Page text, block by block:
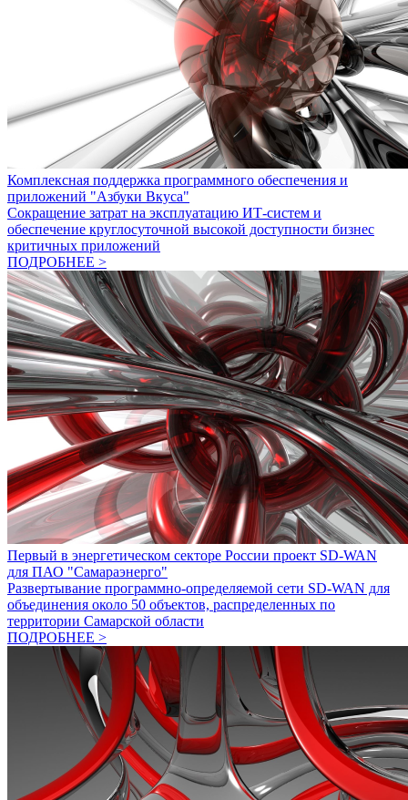
Комплексная поддержка программного обеспечения и
приложений "Азбуки Вкуса"
Сокращение затрат на эксплуатацию ИТ-систем и
обеспечение круглосуточной высокой доступности бизнес
критичных приложений
ПОДРОБНЕЕ >
Первый в энергетическом секторе России проект SD-WAN
для ПАО "Самараэнерго"
Развертывание программно-определяемой сети SD-WAN для
объединения около 50 объектов, распределенных по
территории Самарской области
ПОДРОБНЕЕ >